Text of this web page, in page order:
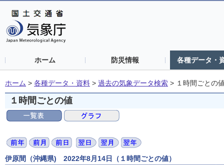
ホーム 防災情報 各種データ・
ホーム > 各種データ・資料 > 過去の気象データ検索 > １時間ごとの
１時間ごとの値
伊原間（沖縄県) 2022年8月14日（１時間ごとの値）